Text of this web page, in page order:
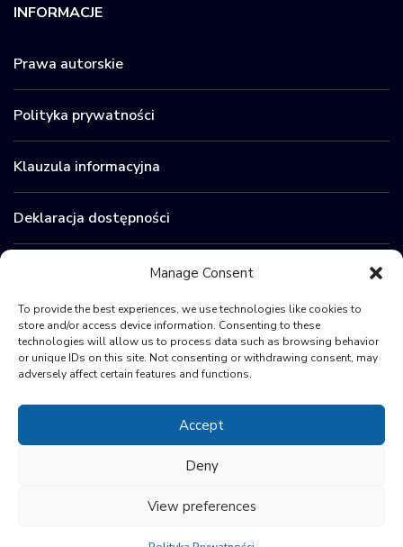
Manage Consent
To provide the best experiences, we use technologies like cookies to
store and/or access device information. Consenting to these
technologies will allow us to process data such as browsing behavior
or unique IDs on this site. Not consenting or withdrawing consent, may
adversely affect certain features and functions.
Accept
Deny
View preferences
INFORMACJE
Prawa autorskie
Polityka prywatności
Klauzula informacyjna
Deklaracja dostępności
Zamówienia publiczne
BIP
Sygnaliści
© 2024 Polish Space Agency